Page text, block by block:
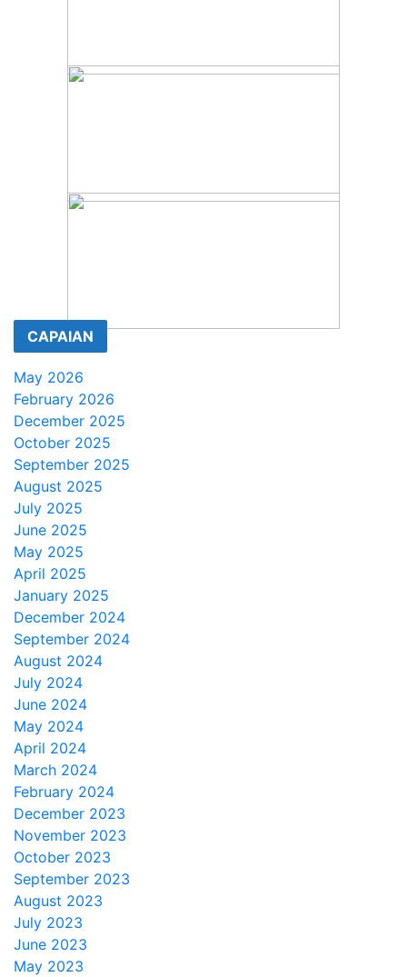
CAPAIAN
May 2026
February 2026
December 2025
October 2025
September 2025
August 2025
July 2025
June 2025
May 2025
April 2025
January 2025
December 2024
September 2024
August 2024
July 2024
June 2024
May 2024
April 2024
March 2024
February 2024
December 2023
November 2023
October 2023
September 2023
August 2023
July 2023
June 2023
May 2023